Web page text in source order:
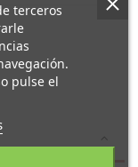
terceros
pulse el